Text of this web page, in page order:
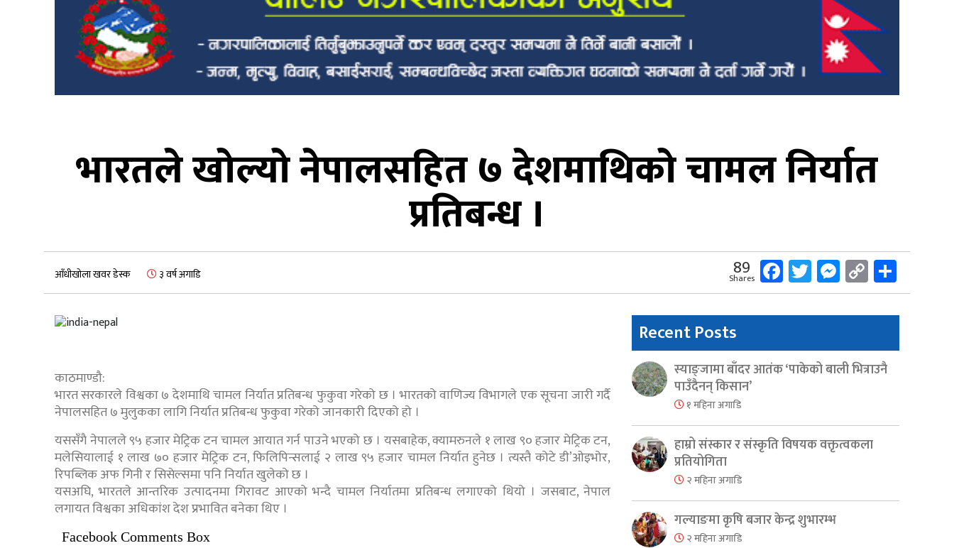
भारतले खोल्यो नेपालसहित ७ देशमाथिको चामल निर्यात
प्रतिबन्ध ।
आँधीखोला खवर डेस्क ३ वर्ष अगाडि 89
Shares Facebook
Twitter
Messenger
Copy
Link
काठमाण्डौ:
भारत सरकारले विश्वका ७ देशमाथि चामल निर्यात प्रतिबन्ध फुकुवा गरेको छ । भारतको वाणिज्य विभागले एक सूचना जारी गर्दै
नेपालसहित ७ मुलुकका लागि निर्यात प्रतिबन्ध फुकुवा गरेको जानकारी दिएको हो ।
यससँगै नेपालले ९५ हजार मेट्रिक टन चामल आयात गर्न पाउने भएको छ । यसबाहेक, क्यामरुनले १ लाख ९० हजार मेट्रिक टन,
मलेसियालाई १ लाख ७० हजार मेट्रिक टन, फिलिपिन्सलाई २ लाख ९५ हजार चामल निर्यात हुनेछ । त्यस्तै कोटे डी’ओइभोर,
रिपब्लिक अफ गिनी र सिसेल्समा पनि निर्यात खुलेको छ ।
यसअघि, भारतले आन्तरिक उत्पादनमा गिरावट आएको भन्दै चामल निर्यातमा प्रतिबन्ध लगाएको थियो । जसबाट, नेपाल
लगायत विश्वका अधिकांश देश प्रभावित बनेका थिए ।
Facebook Comments Box
Recent Posts
स्याङ्जामा बाँदर आतंक ‘पाकेको बाली भित्राउनै
पाउँदैनन् किसान’
१ महिना अगाडि
हाम्रो संस्कार र संस्कृति विषयक वक्तृत्वकला
प्रतियोगिता
२ महिना अगाडि
गल्याङमा कृषि बजार केन्द्र शुभारम्भ
२ महिना अगाडि